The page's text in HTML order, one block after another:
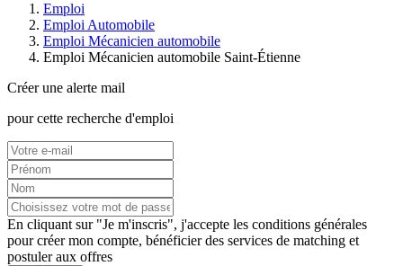
Emploi
Emploi Automobile
Emploi Mécanicien automobile
Emploi Mécanicien automobile Saint-Étienne
Créer une alerte mail
pour cette recherche d'emploi
En cliquant sur "Je m'inscris", j'accepte les conditions générales
pour créer mon compte, bénéficier des services de matching et
postuler aux offres